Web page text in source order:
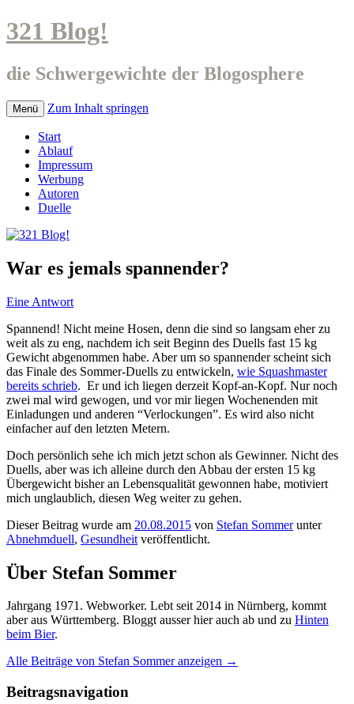
321 Blog!
die Schwergewichte der Blogosphere
Menü Zum Inhalt springen
Start
Ablauf
Impressum
Werbung
Autoren
Duelle
War es jemals spannender?
Eine Antwort
Spannend! Nicht meine Hosen, denn die sind so langsam eher zu
weit als zu eng, nachdem ich seit Beginn des Duells fast 15 kg
Gewicht abgenommen habe. Aber um so spannender scheint sich
das Finale des Sommer-Duells zu entwickeln, wie Squashmaster
bereits schrieb. Er und ich liegen derzeit Kopf-an-Kopf. Nur noch
zwei mal wird gewogen, und vor mir liegen Wochenenden mit
Einladungen und anderen “Verlockungen”. Es wird also nicht
einfacher auf den letzten Metern.
Doch persönlich sehe ich mich jetzt schon als Gewinner. Nicht des
Duells, aber was ich alleine durch den Abbau der ersten 15 kg
Übergewicht bisher an Lebensqualität gewonnen habe, motiviert
mich unglaublich, diesen Weg weiter zu gehen.
Dieser Beitrag wurde am 20.08.2015 von Stefan Sommerunter
Abnehmduell, Gesundheit veröffentlicht.
Über Stefan Sommer
Jahrgang 1971. Webworker. Lebt seit 2014 in Nürnberg, kommt
aber aus Württemberg. Bloggt ausser hier auch ab und zu Hinten
beim Bier.
Alle Beiträge von Stefan Sommer anzeigen →
Beitragsnavigation